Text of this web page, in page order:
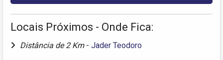
Locais Próximos - Onde Fica:
Distância de 2 Km - Jader Teodoro